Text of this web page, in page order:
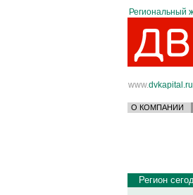
Региональный
www.dvkapital.ru
О КОМПАНИИ
Регион